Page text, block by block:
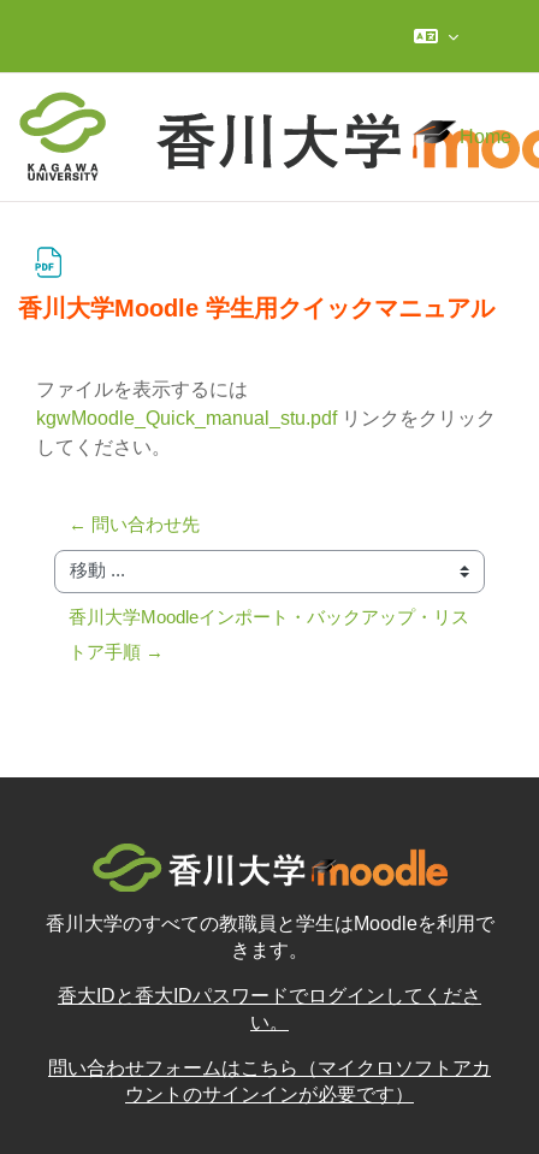
Home
香川大学Moodle 学生用クイックマニュアル
ファイルを表示するには
kgwMoodle_Quick_manual_stu.pdfリンクをクリック
してください。
← 問い合わせ先
移動 ...
香川大学Moodleインポート・バックアップ・リス
トア手順 →
香川大学のすべての教職員と学生はMoodleを利用で
きます。
香大IDと香大IDパスワードでログインしてくださ
い。
問い合わせフォームはこちら（マイクロソフトアカ
ウントのサインインが必要です）